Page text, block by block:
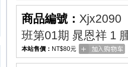
商品編號： Xjx2090
班第01期 晁恩祥 1
本站售價： NT$80元